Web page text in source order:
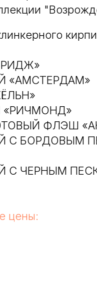
«АМСТЕРДАМ»
«РИЧМОНД»
ФЛЭШ
С БОРДОВЫМ
С ЧЕРНЫМ
цены: